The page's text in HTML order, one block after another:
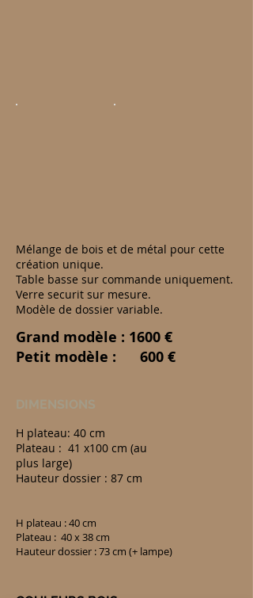
Mélange de bois et de métal pour cette
création unique.
Table basse sur commande uniquement.
Verre securit sur mesure.
Modèle de dossier variable.
Grand modèle : 1600 €
Petit modèle : 600 €
DIMENSIONS
H plateau: 40 cm
Plateau : 41 x100 cm (au
plus large)
Hauteur dossier : 87 cm
H plateau : 40 cm
Plateau : 40 x 38 cm
Hauteur dossier : 73 cm (+ lampe)